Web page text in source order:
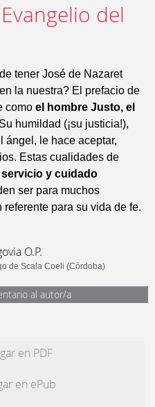
del
tener José de Nazaret
la nuestra? El prefacio de
como el hombre Justo, el
humildad (¡su justicia!),
ángel, le hace aceptar,
Estas cualidades de
y cuidado
ser para muchos
referente para su vida de fe.
O.P.
de Scala Coeli (Córdoba)
al autor/a
en PDF
en ePub